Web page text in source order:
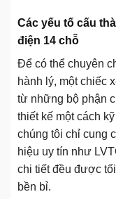
Các yếu tố cấu
điện 14 chỗ
Để có thể chuyên
hành lý, một chiếc
từ những bộ phận
thiết kế một cách
chúng tôi chỉ cung
hiệu uy tín như
chi tiết đều được
bền bỉ.